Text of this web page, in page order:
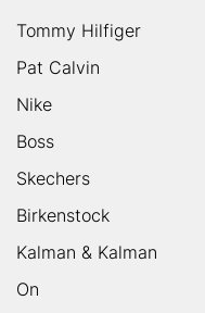
Tommy Hilfiger
Pat Calvin
Nike
Boss
Skechers
Birkenstock
Kalman & Kalman
On